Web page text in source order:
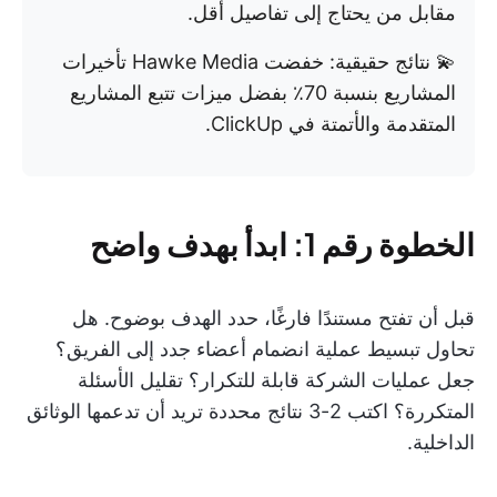
مقابل من يحتاج إلى تفاصيل أقل.
💫 نتائج حقيقية: خفضت Hawke Media تأخيرات
المشاريع بنسبة 70٪ بفضل ميزات تتبع المشاريع
المتقدمة والأتمتة في ClickUp.
الخطوة رقم 1: ابدأ بهدف واضح
قبل أن تفتح مستندًا فارغًا، حدد الهدف بوضوح. هل
تحاول تبسيط عملية انضمام أعضاء جدد إلى الفريق؟
جعل عمليات الشركة قابلة للتكرار؟ تقليل الأسئلة
المتكررة؟ اكتب 2-3 نتائج محددة تريد أن تدعمها الوثائق
الداخلية.